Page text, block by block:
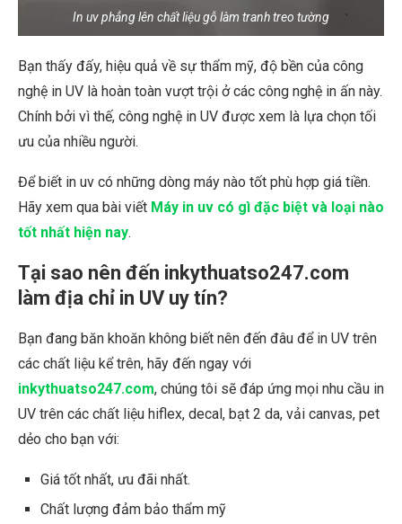
In uv phẳng lên chất liệu gỗ làm tranh treo tường
Bạn thấy đấy, hiệu quả về sự thẩm mỹ, độ bền của công
nghệ in UV là hoàn toàn vượt trội ở các công nghệ in ấn này.
Chính bởi vì thế, công nghệ in UV được xem là lựa chọn tối
ưu của nhiều người.
Để biết in uv có những dòng máy nào tốt phù hợp giá tiền.
Hãy xem qua bài viết Máy in uv có gì đặc biệt và loại nào
tốt nhất hiện nay.
Tại sao nên đến inkythuatso247.com
làm địa chỉ in UV uy tín?
Bạn đang băn khoăn không biết nên đến đâu để in UV trên
các chất liệu kể trên, hãy đến ngay với
inkythuatso247.com, chúng tôi sẽ đáp ứng mọi nhu cầu in
UV trên các chất liệu hiflex, decal, bạt 2 da, vải canvas, pet
dẻo cho bạn với:
Giá tốt nhất, ưu đãi nhất.
Chất lượng đảm bảo thẩm mỹ